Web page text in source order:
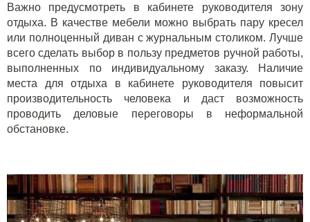
Важно предусмотреть в кабинете руководителя зону
отдыха. В качестве мебели можно выбрать пару кресел
или полноценный диван с журнальным столиком. Лучше
всего сделать выбор в пользу предметов ручной работы,
выполненных по индивидуальному заказу. Наличие
места для отдыха в кабинете руководителя повысит
производительность человека и даст возможность
проводить деловые переговоры в неформальной
обстановке.